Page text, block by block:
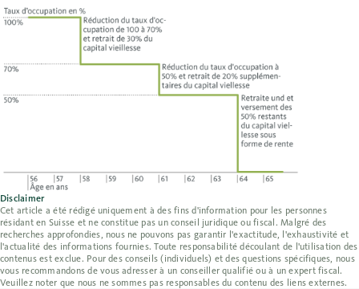
Disclaimer
Cet article a été rédigé uniquement à des fins d'information pour les personnes
résidant en Suisse et ne constitue pas un conseil juridique ou fiscal. Malgré des
recherches approfondies, nous ne pouvons pas garantir l'exactitude, l'exhaustivité et
l'actualité des informations fournies. Toute responsabilité découlant de l'utilisation des
contenus est exclue. Pour des conseils (individuels) et des questions spécifiques, nous
vous recommandons de vous adresser à un conseiller qualifié ou à un expert fiscal.
Veuillez noter que nous ne sommes pas responsables du contenu des liens externes.